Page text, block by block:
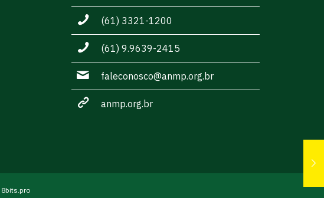
(61) 3321-1200
(61) 9.9639-2415
faleconosco@anmp.org.br
anmp.org.br
8bits.pro